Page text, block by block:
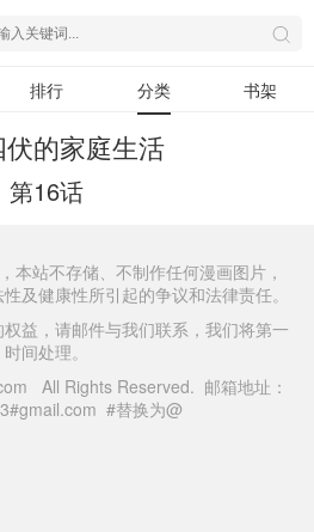
排行 分类 书架
的家庭生活
第16话
本站不存储、不制作任何漫画图片，
及健康性所引起的争议和法律责任。
益，请邮件与我们联系，我们将第一
时间处理。
All Rights Reserved. 邮箱地址：
#替换为@